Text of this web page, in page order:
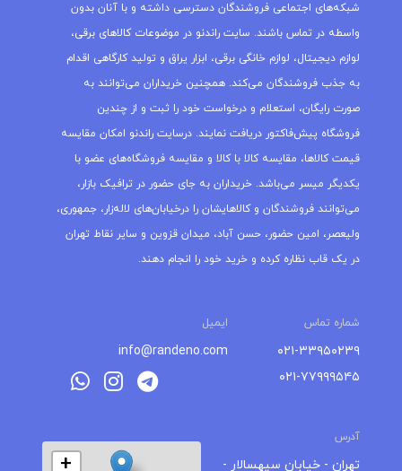
شبکه‌های اجتماعی فروشندگان دسترسی داشته و با آنان بدون
واسطه در تماس باشند. سایت راندنو در موضوعات کالاهای برقی،
لوازم دیجیتال، لوازم خانگی برقی، ابزار یراق و تولید کارگاهی اقدام
به جذب فروشندگان می‌کند. همچنین خریداران می‌توانند به
صورت رایگان، استعلام و درخواست خود را ثبت و از چندین
فروشگاه پیش‌فاکتور دریافت نمایند. درسایت راندنو امکان مقایسه
قیمت کالاها، مقایسه کالا با کالا و مقایسه فروشگاه‌های عضو با
یکدیگر میسر می‌باشد. خریداران به جای حضور در ترافیک بازار،
می‌توانند فروشندگان و کالاهایشان را درخیابان‌های لاله‌زار، جمهوری،
ولیعصر، امین حضور، حسن آباد، میدان قزوین و سایر نقاط تهران
در یک قاب نظاره کرده و خرید خود را انجام دهند.
شماره تماس ایمیل
۰۲۱-۳۳۹۵۰۲۳۹
۰۲۱-۷۷۹۹۹۵۴۵
info@randeno.com
آدرس
تهران - خیابان سپهسالار - +